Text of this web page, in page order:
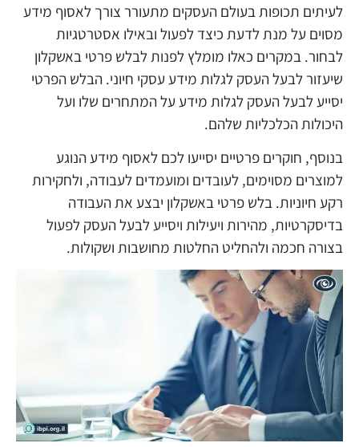
לעיתים תכופות בעולם העסקים מתעורר צורך לאסוף מידע
מסוים על מנת לדעת כיצד לפעול ובאילו אסטרטגיות
לבחור. במקרים כאלו מומלץ לפנות לבלש פרטי באשקלון
שיעזור לבעל העסק לגלות מידע עסקי חיוני. הבלש הפרטי
יסייע לבעל העסק לגלות מידע על המתחרים שלו ועל
היכולות הכלכליות שלהם.
בנוסף, חוקרים פרטיים יסייעו לכם לאסוף מידע הנוגע
למוצרים מסוימים, לעובדים ומועמדים לעבודה, ולחקירות
רקע חיוניות. בלש פרטי באשקלון יבצע את העבודה
בדיסקרטיות, מהירות ויעילות ויסייע לבעל העסק לפעול
בצורה חכמה ולהחליט החלטות מחושבות ושקולות.